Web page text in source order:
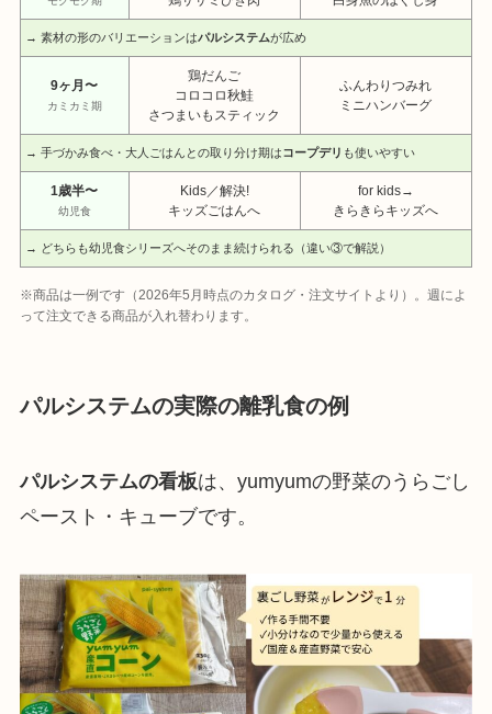
→ 素材の形のバリエーションはパルシステムが広め
9ヶ月〜
カミカミ期
鶏だんご
コロコロ秋鮭
さつまいもスティック
ふんわりつみれ
ミニハンバーグ
→ 手づかみ食べ・大人ごはんとの取り分け期はコープデリ も使いやすい
1歳半〜
幼児食
Kids／解決!
キッズごはんへ
for kids→
きらきらキッズへ
→ どちらも幼児食シリーズへそのまま続けられる（違い③で解説）
※商品は一例です（2026年5月時点のカタログ・注文サイトより）。週によ
って注文できる商品が入れ替わります。
パルシステムの実際の離乳食の例
パルシステムの看板は、yumyumの野菜のうらごし
ペースト・キューブです。